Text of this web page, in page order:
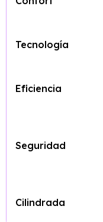
Tecnología
Eficiencia
Seguridad
Cilindrada